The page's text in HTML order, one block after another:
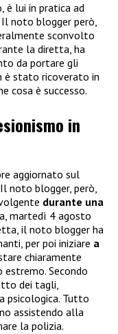
è lui in pratica ad
noto blogger però,
sconvolto
la diretta, ha
da portare gli
è stato ricoverato in
cosa è successo.
in
aggiornato sul
noto blogger, però,
durante una
martedì 4 agosto
il noto blogger ha
per poi iniziare a
chiaramente
estremo. Secondo
dei tagli,
psicologica. Tutto
assistendo alla
la polizia.